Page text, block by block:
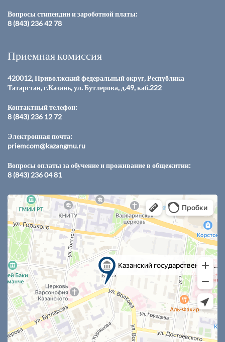
Вопросы стипендии и зароботной платы:
8 (843) 236 42 78
Приемная комиссия
420012, Приволжский федеральный округ, Республика
Татарстан, г.Казань, ул. Бутлерова, д.49, каб.222
Контактный телефон:
8 (843) 236 12 72
Электронная почта:
priemcom@kazangmu.ru
Вопросы оплаты за обучение и проживание в общежитии:
8 (843) 236 04 81